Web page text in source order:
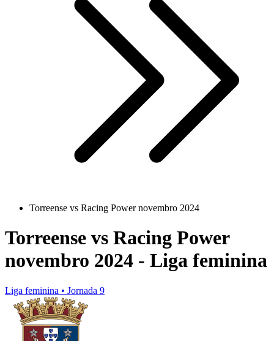
Torreense vs Racing Power novembro 2024
Torreense vs Racing Power
novembro 2024 - Liga feminina
Liga feminina • Jornada 9